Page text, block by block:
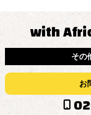
with
その
お